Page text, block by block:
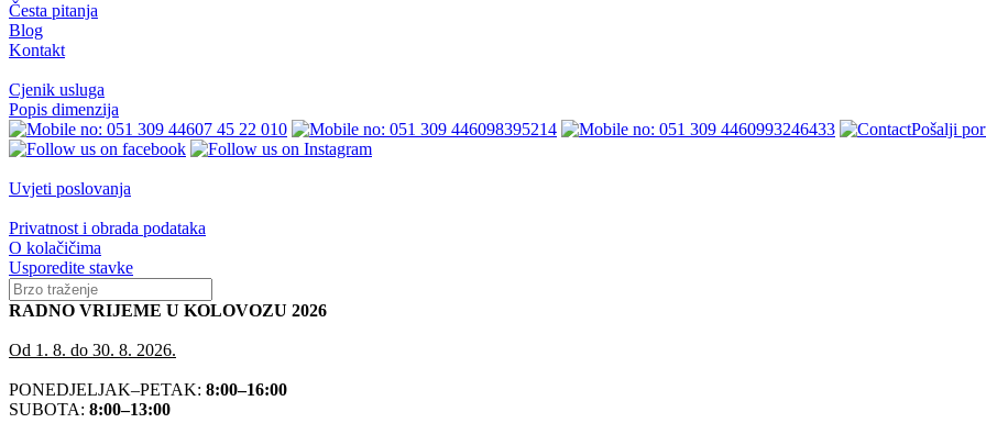
Česta pitanja
Blog
Kontakt
Cjenik usluga
Popis dimenzija
07 45 22 010
098395214 0993246433 Pošalji
Uvjeti poslovanja
Privatnost i obrada podataka
O kolačičima
Usporedite stavke
RADNO VRIJEME U KOLOVOZU 2026
Od 1. 8. do 30. 8. 2026.
PONEDJELJAK–PETAK: 8:00–16:00
SUBOTA: 8:00–13:00